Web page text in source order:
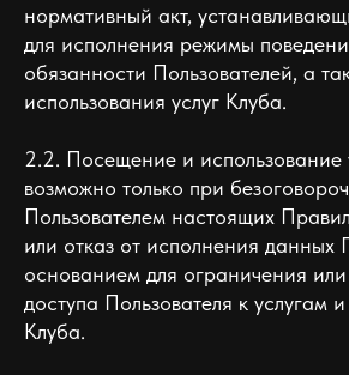
нормативный акт,
для исполнения режимы
обязанности Пользователей, а
использования услуг Клуба.
2.2. Посещение и использование
возможно только при
Пользователем настоящих
или отказ от исполнения данных
основанием для ограничения
доступа Пользователя к услугам
Клуба.